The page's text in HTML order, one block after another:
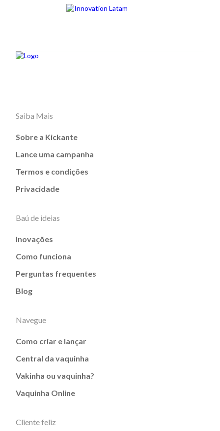
Saiba Mais
Sobre a Kickante
Lance uma campanha
Termos e condições
Privacidade
Baú de ideias
Inovações
Como funciona
Perguntas frequentes
Blog
Navegue
Como criar e lançar
Central da vaquinha
Vakinha ou vaquinha?
Vaquinha Online
Cliente feliz